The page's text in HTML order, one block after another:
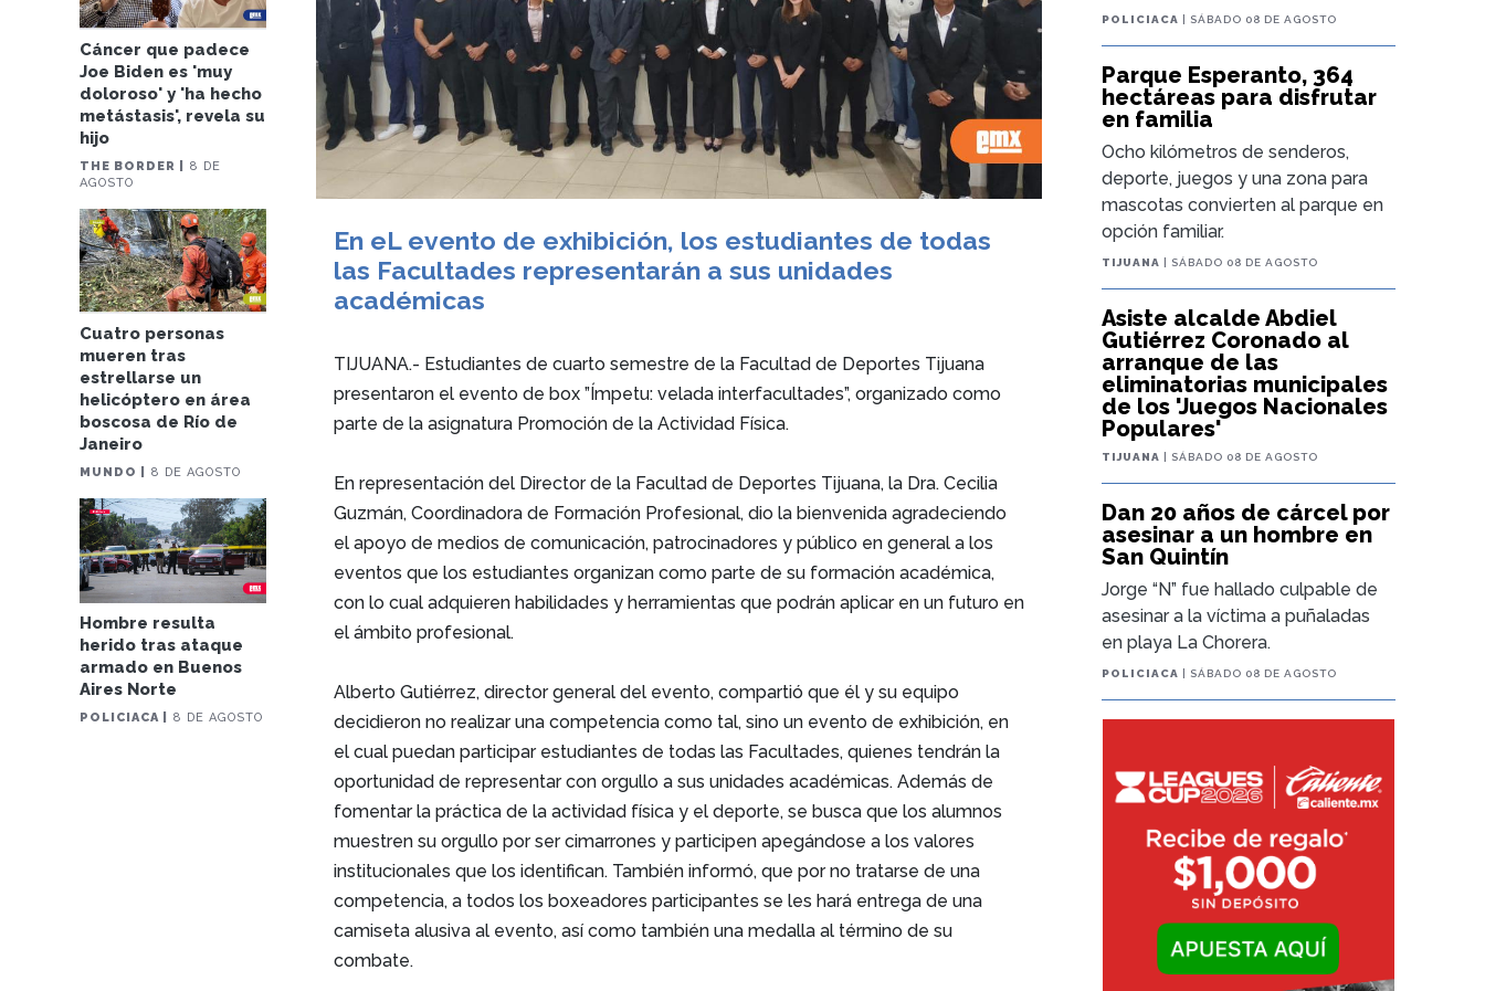
Cáncer que padece
Joe Biden es 'muy
doloroso' y 'ha hecho
metástasis', revela su
hijo
THE BORDER |
8 DE
AGOSTO
Cuatro personas
mueren tras
estrellarse un
helicóptero en área
boscosa de Río de
Janeiro
MUNDO | 8 DE AGOSTO
Hombre resulta
herido tras ataque
armado en Buenos
Aires Norte
POLICIACA | 8 DE AGOSTO
En eL evento de exhibición, los estudiantes de todas
las Facultades representarán a sus unidades
académicas
TIJUANA.- Estudiantes de cuarto semestre de la Facultad de Deportes Tijuana
presentaron el evento de box ”Ímpetu: velada interfacultades”, organizado como
parte de la asignatura Promoción de la Actividad Física.
En representación del Director de la Facultad de Deportes Tijuana, la Dra. Cecilia
Guzmán, Coordinadora de Formación Profesional, dio la bienvenida agradeciendo
el apoyo de medios de comunicación, patrocinadores y público en general a los
eventos que los estudiantes organizan como parte de su formación académica,
con lo cual adquieren habilidades y herramientas que podrán aplicar en un futuro en
el ámbito profesional.
Alberto Gutiérrez, director general del evento, compartió que él y su equipo
decidieron no realizar una competencia como tal, sino un evento de exhibición, en
el cual puedan participar estudiantes de todas las Facultades, quienes tendrán la
oportunidad de representar con orgullo a sus unidades académicas. Además de
fomentar la práctica de la actividad física y el deporte, se busca que los alumnos
muestren su orgullo por ser cimarrones y participen apegándose a los valores
institucionales que los identifican. También informó, que por no tratarse de una
competencia, a todos los boxeadores participantes se les hará entrega de una
camiseta alusiva al evento, así como también una medalla al término de su
combate.
POLICIACA | SÁBADO 08 DE AGOSTO
Parque Esperanto, 364
hectáreas para disfrutar
en familia
Ocho kilómetros de senderos,
deporte, juegos y una zona para
mascotas convierten al parque en
opción familiar.
TIJUANA | SÁBADO 08 DE AGOSTO
Asiste alcalde Abdiel
Gutiérrez Coronado al
arranque de las
eliminatorias municipales
de los 'Juegos Nacionales
Populares'
TIJUANA | SÁBADO 08 DE AGOSTO
Dan 20 años de cárcel por
asesinar a un hombre en
San Quintín
Jorge “N” fue hallado culpable de
asesinar a la víctima a puñaladas
en playa La Chorera.
POLICIACA | SÁBADO 08 DE AGOSTO